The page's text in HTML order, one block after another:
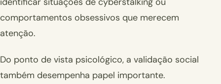
comportamentos obsessivos que merecem
atenção.
Do ponto de vista psicológico, a validação social
também desempenha papel importante.